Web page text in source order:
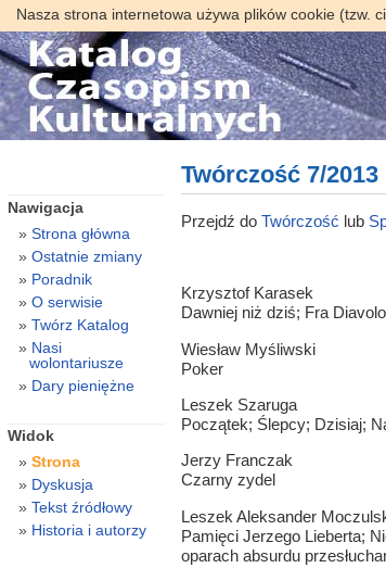
Nasza strona internetowa używa plików cookie (tzw.
Twórczość 7/2013
Przejdź do Twórczość lub
Krzysztof Karasek
Dawniej niż dziś; Fra
Wiesław Myśliwski
Poker
Leszek Szaruga
Początek; Ślepcy; Dzisiaj;
Jerzy Franczak
Czarny zydel
Leszek Aleksander
Pamięci Jerzego Lieberta;
oparach absurdu
Nawigacja
Strona główna
Ostatnie zmiany
Poradnik
O serwisie
Twórz Katalog
Nasi
wolontariusze
Dary pieniężne
Widok
Strona
Dyskusja
Tekst źródłowy
Historia i autorzy